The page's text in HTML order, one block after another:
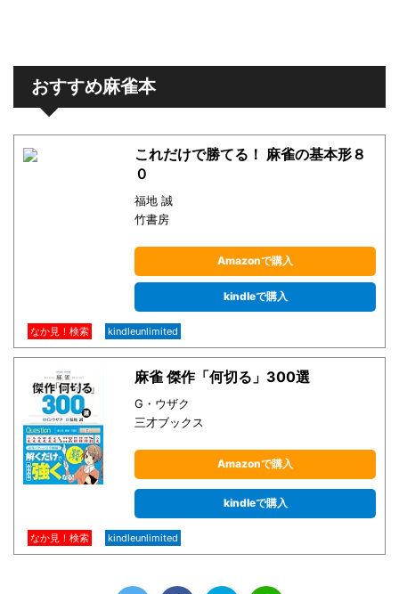
おすすめ麻雀本
これだけで勝てる！ 麻雀の基本形８
０
福地 誠
竹書房
Amazonで購入
kindleで購入
なか見！検索 kindleunlimited
麻雀 傑作「何切る」300選
G・ウザク
三才ブックス
Amazonで購入
kindleで購入
なか見！検索 kindleunlimited